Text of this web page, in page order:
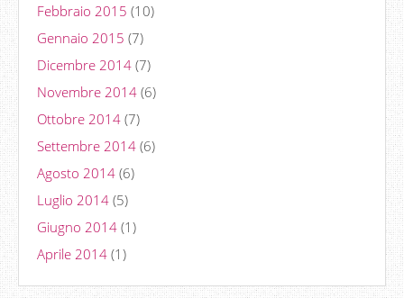
Febbraio 2015 (10)
Gennaio 2015 (7)
Dicembre 2014 (7)
Novembre 2014 (6)
Ottobre 2014 (7)
Settembre 2014 (6)
Agosto 2014 (6)
Luglio 2014 (5)
Giugno 2014 (1)
Aprile 2014 (1)